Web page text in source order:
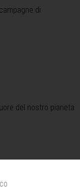
di
del nostro pianeta